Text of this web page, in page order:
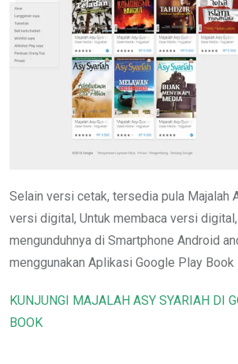
Selain versi cetak, tersedia pula Majalah
versi digital, Untuk membaca versi
mengunduhnya di Smartphone Android
menggunakan Aplikasi Google Play Book
KUNJUNGI MAJALAH ASY SYARIAH DI
BOOK